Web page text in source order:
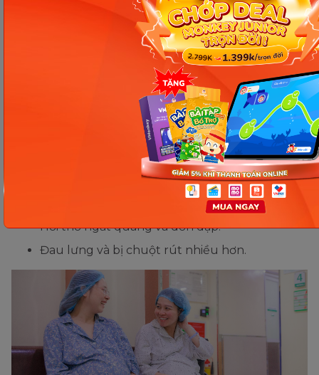
Bụng bầu mẹ tụt xuống thấp và người có cảm
giác nặng nề hơn.
Dịch nhầy âm đạo tiết ra nhiều hơn và có màu
hồng hoặc màu nâu.
Tử cung đã mở để sẵn sàng cho em bé chào
Vỡ ối hoặc rò rỉ nước ổi.
Có các cơn gò cứng bụng xảy ra dồn dập liên
tục và đau hơn bình thường.
Xuất hiện máu ở âm đạo, có màu hồng hoặc
Hơi thở ngắt quãng và dồn dập.
Đau lưng và bị chuột rút nhiều hơn.